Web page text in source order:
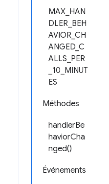
MAX_HAN
DLER_BEH
AVIOR_CH
ANGED_C
ALLS_PER
_10_MINUT
ES
Méthodes
handlerBe
haviorCha
nged()
Événements